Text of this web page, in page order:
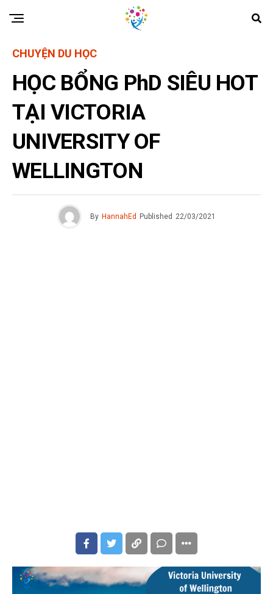
CHUYỆN DU HỌC
HỌC BỔNG PhD SIÊU HOT
TẠI VICTORIA
UNIVERSITY OF
WELLINGTON
By HannahEd Published 22/03/2021